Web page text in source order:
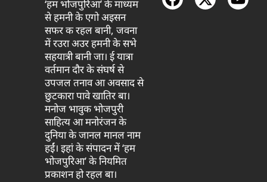
‘हम भोजपुरिआ’ के माध्यम
से हमनी के एगो अइसन
सफर क रहल बानी, जवना
में रउरा अउर हमनी के सभे
सहयात्री बानी जा। ई यात्रा
वर्तमान दौर के संघर्ष से
उपजल तनाव आ अवसाद से
छुटकारा पावे खातिर बा।
मनोज भावुक भोजपुरी
साहित्य आ मनोरंजन के
दुनिया के जानल मानल नाम
हईं। इहां के संपादन में ‘हम
भोजपुरिआ’ के नियमित
प्रकाशन हो रहल बा।